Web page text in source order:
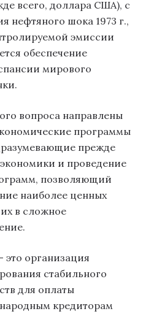
всего, доллара США), с
нефтяного шока 1973 г.,
эмиссии
обеспечение
мирового
вопроса направлены
программы
прежде
и проведение
позволяющий
наиболее ценных
в сложное
это организация
стабильного
для оплаты
кредиторам